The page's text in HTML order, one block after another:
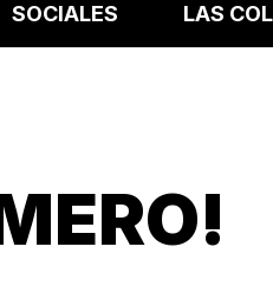
SOCIALES LAS